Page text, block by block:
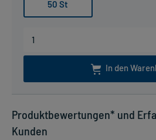
50 St
In den
Produktbewertungen* und
Kunden